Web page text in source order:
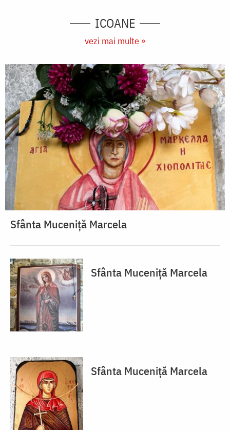
ICOANE
vezi mai multe »
Sfânta Muceniță Marcela
Sfânta Muceniță Marcela
Sfânta Muceniță Marcela